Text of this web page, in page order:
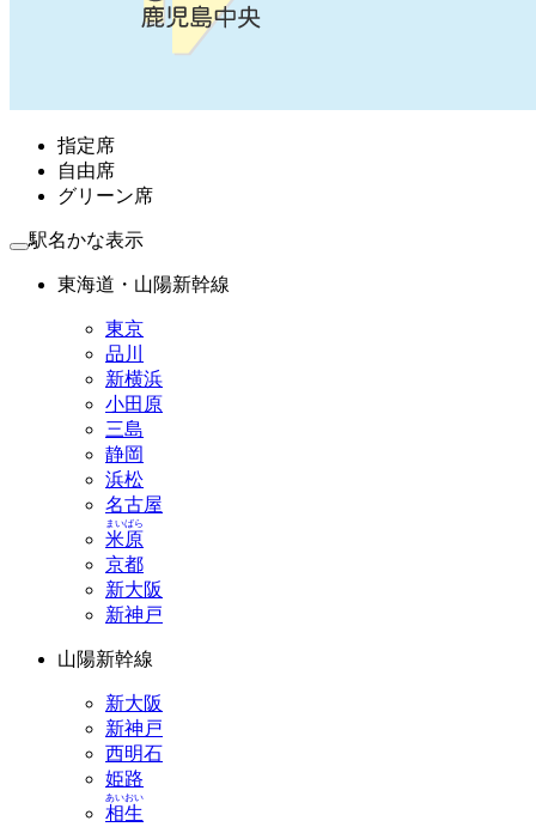
指定席
自由席
グリーン席
駅名かな表示
東海道・山陽新幹線
東京
品川
新横浜
小田原
三島
静岡
浜松
名古屋
米原
まいばら
京都
新大阪
新神戸
山陽新幹線
新大阪
新神戸
西明石
姫路
相生
あいおい